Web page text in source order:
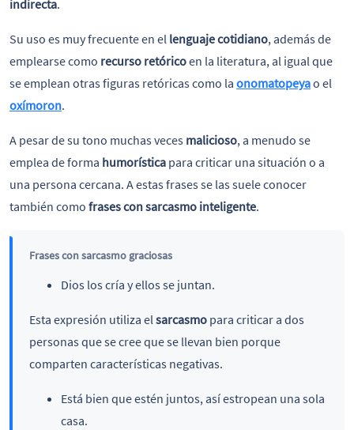
indirecta.
Su uso es muy frecuente en el lenguaje cotidiano, además de
emplearse como recurso retóricoen la literatura, al igual que
se emplean otras figuras retóricas como la onomatopeyao el
oxímoron.
A pesar de su tono muchas veces malicioso, a menudo se
emplea de forma humorística para criticar una situación o a
una persona cercana. A estas frases se las suele conocer
también como frases con sarcasmo inteligente.
Frases con sarcasmo graciosas
Dios los cría y ellos se juntan.
Esta expresión utiliza elsarcasmopara criticar a dos
personas que se cree que se llevan bien porque
comparten características negativas.
Está bien que estén juntos, así estropean una sola
casa.